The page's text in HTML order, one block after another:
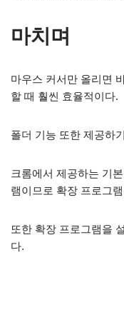
마치며
마우스 커서만 올리면
할 때 훨씬 효율적이다.
폴더 기능 또한 제공하
크롬에서 제공하는 기
램이므로 확장 프로그
또한 확장 프로그램을
다.